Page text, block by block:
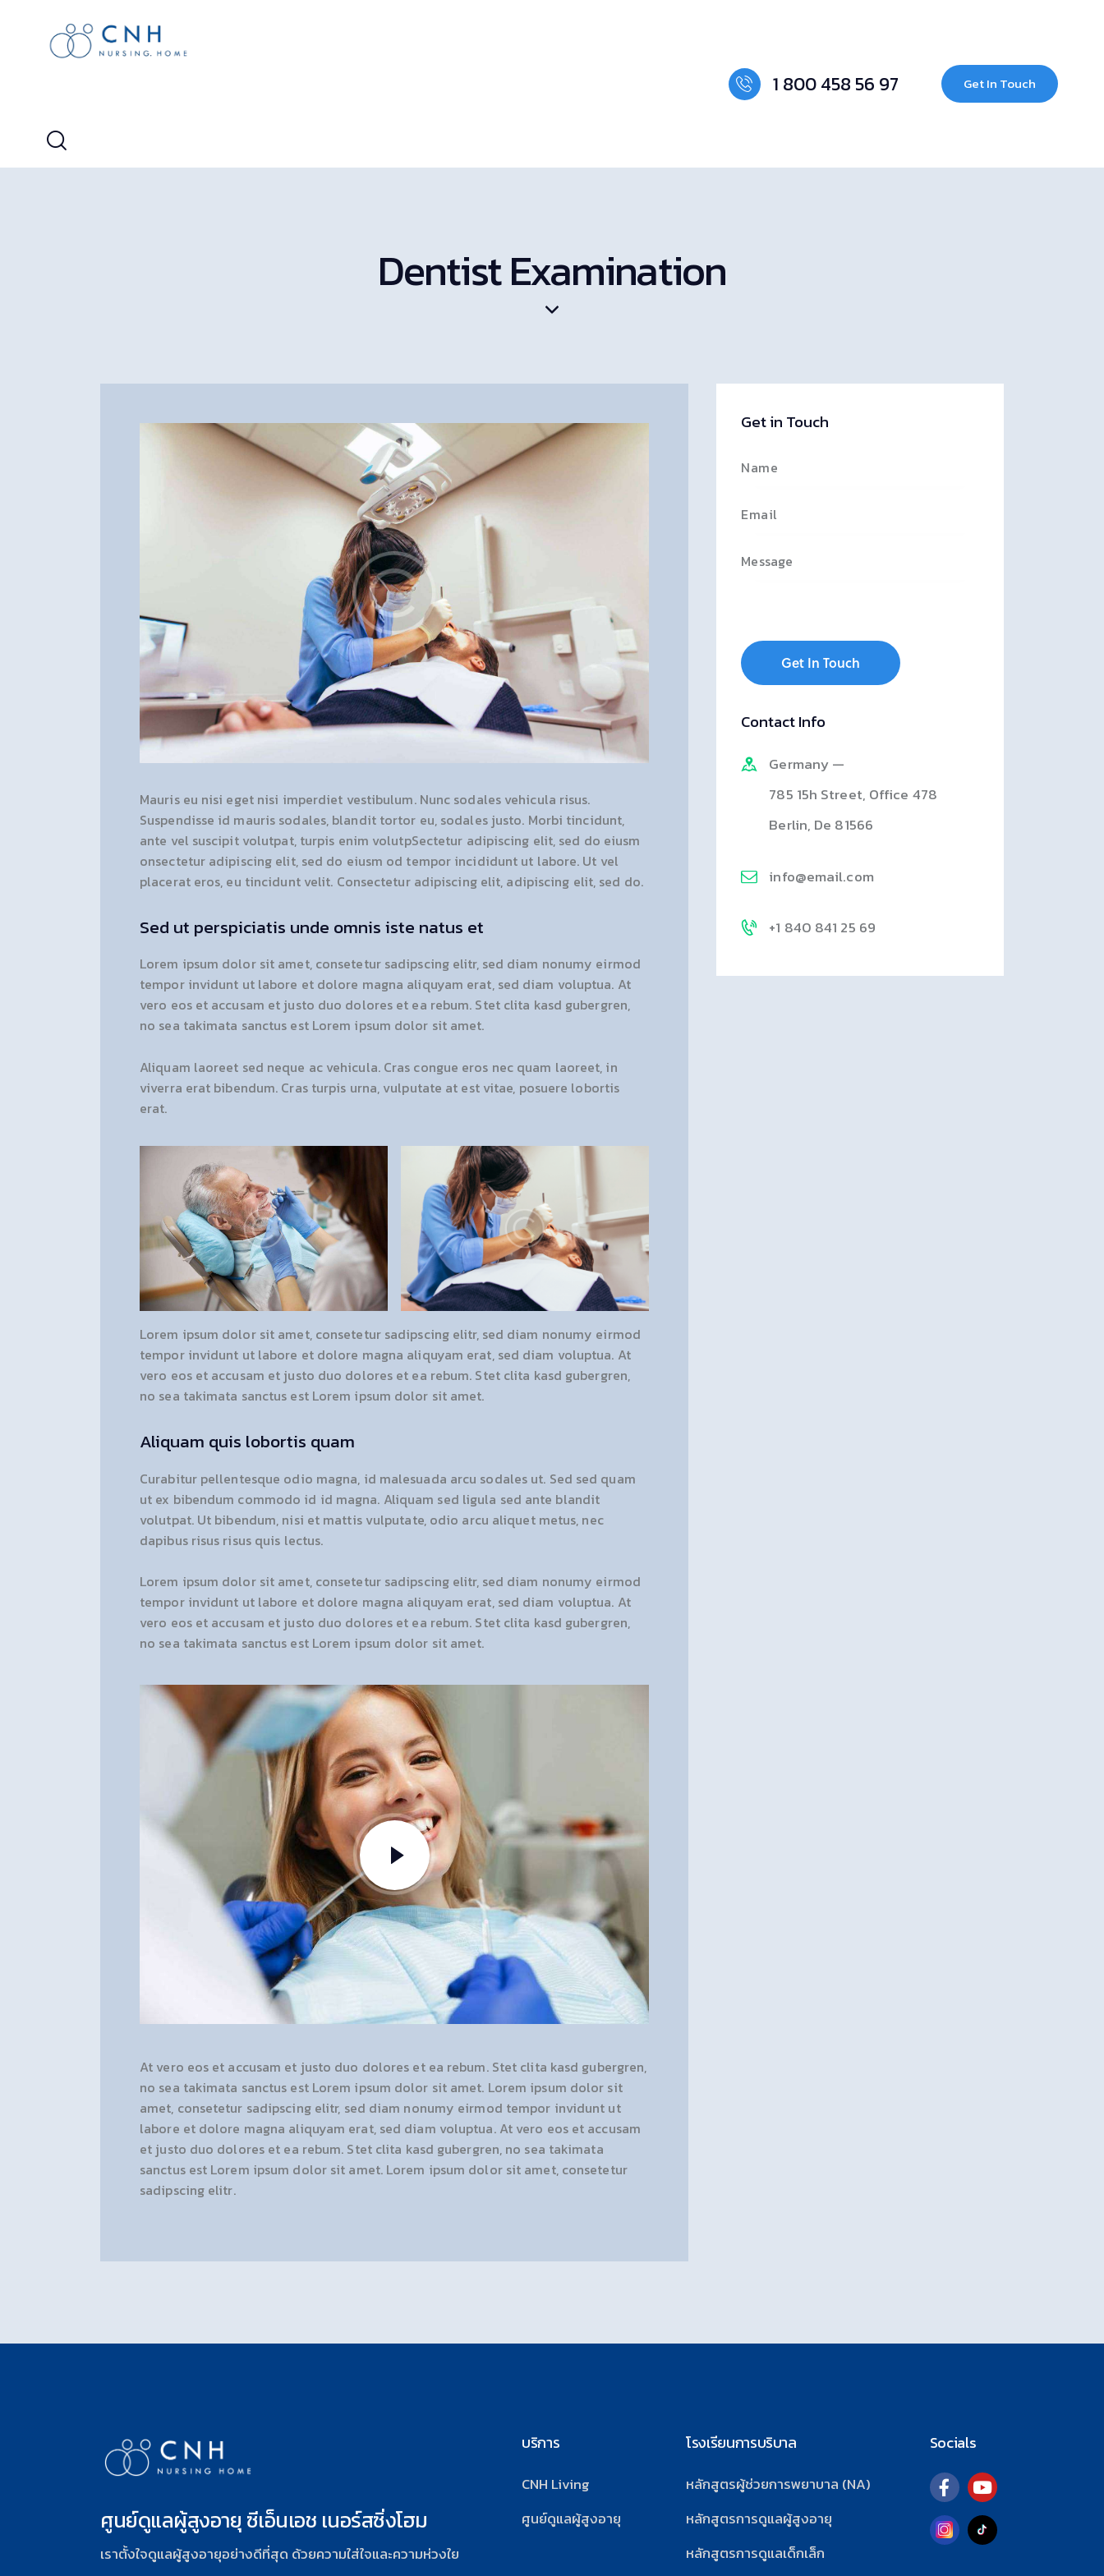
1 800 458 56 97 Get In Touch
Dentist Examination
Mauris eu nisi eget nisi imperdiet vestibulum. Nunc sodales vehicula risus.
Suspendisse id mauris sodales, blandit tortor eu, sodales justo. Morbi tincidunt,
ante vel suscipit volutpat, turpis enim volutpSectetur adipiscing elit, sed do eiusm
onsectetur adipiscing elit, sed do eiusm od tempor incididunt ut labore. Ut vel
placerat eros, eu tincidunt velit. Consectetur adipiscing elit, adipiscing elit, sed do.
Sed ut perspiciatis unde omnis iste natus et
Lorem ipsum dolor sit amet, consetetur sadipscing elitr, sed diam nonumy eirmod
tempor invidunt ut labore et dolore magna aliquyam erat, sed diam voluptua. At
vero eos et accusam et justo duo dolores et ea rebum. Stet clita kasd gubergren,
no sea takimata sanctus est Lorem ipsum dolor sit amet.
Aliquam laoreet sed neque ac vehicula. Cras congue eros nec quam laoreet, in
viverra erat bibendum. Cras turpis urna, vulputate at est vitae, posuere lobortis
erat.
Lorem ipsum dolor sit amet, consetetur sadipscing elitr, sed diam nonumy eirmod
tempor invidunt ut labore et dolore magna aliquyam erat, sed diam voluptua. At
vero eos et accusam et justo duo dolores et ea rebum. Stet clita kasd gubergren,
no sea takimata sanctus est Lorem ipsum dolor sit amet.
Aliquam quis lobortis quam
Curabitur pellentesque odio magna, id malesuada arcu sodales ut. Sed sed quam
ut ex bibendum commodo id id magna. Aliquam sed ligula sed ante blandit
volutpat. Ut bibendum, nisi et mattis vulputate, odio arcu aliquet metus, nec
dapibus risus risus quis lectus.
Lorem ipsum dolor sit amet, consetetur sadipscing elitr, sed diam nonumy eirmod
tempor invidunt ut labore et dolore magna aliquyam erat, sed diam voluptua. At
vero eos et accusam et justo duo dolores et ea rebum. Stet clita kasd gubergren,
no sea takimata sanctus est Lorem ipsum dolor sit amet.
At vero eos et accusam et justo duo dolores et ea rebum. Stet clita kasd gubergren,
no sea takimata sanctus est Lorem ipsum dolor sit amet. Lorem ipsum dolor sit
amet, consetetur sadipscing elitr, sed diam nonumy eirmod tempor invidunt ut
labore et dolore magna aliquyam erat, sed diam voluptua. At vero eos et accusam
et justo duo dolores et ea rebum. Stet clita kasd gubergren, no sea takimata
sanctus est Lorem ipsum dolor sit amet. Lorem ipsum dolor sit amet, consetetur
sadipscing elitr.
Get in Touch
Contact Info
Germany —
785 15h Street, Office 478
Berlin, De 81566
info@email.com
+1 840 841 25 69
ศูนย์ดูแลผู้สูงอายุ ซีเอ็นเอช เนอร์สซิ่งโฮม
เราตั้งใจดูแลผู้สูงอายุอย่างดีที่สุด ด้วยความใส่ใจและความห่วงใย
บริการ
CNH Living
ศูนย์ดูแลผู้สูงอายุ
โรงเรียนการบริบาล
หลักสูตรผู้ช่วยการพยาบาล (NA)
หลักสูตรการดูแลผู้สูงอายุ
หลักสูตรการดูแลเด็กเล็ก
Socials